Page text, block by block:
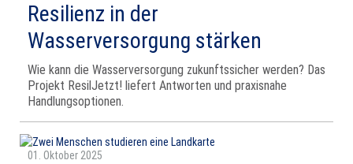
Resilienz in der
Wasserversorgung stärken
Wie kann die Wasserversorgung zukunftssicher werden? Das
Projekt ResilJetzt! liefert Antworten und praxisnahe
Handlungsoptionen.
01. Oktober 2025